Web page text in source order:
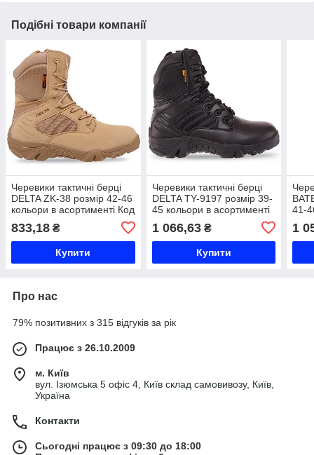
Подібні товари компанії
Черевики тактичні берці
DELTA ZK-38 розмір 42-46
кольори в асортименті Код
833,18 ₴
Купити
Черевики тактичні берці
DELTA TY-9197 розмір 39-
45 кольори в асортименті
1 066,63₴
Купити
41-
1
Про нас
79% позитивних з 315 відгуків за рік
Працює з 26.10.2009
м. Київ
вул. Ізюмська 5 офіс 4, Київ склад самовивозу, Київ,
Україна
Контакти
Сьогодні працює з 09:30 до 18:00